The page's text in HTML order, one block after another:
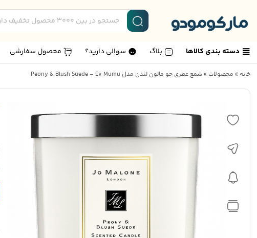
دسته بندی کالاها بلاگ سوالی دارید؟ محصول سفارشی
خانه » محصولات »شمع عطری جو مالون لندن مدل Peony & Blush Suede – Ev Mumu